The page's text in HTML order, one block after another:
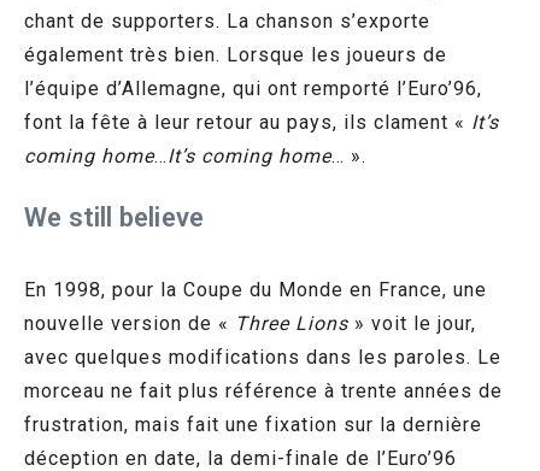
chant de supporters. La chanson s’exporte
également très bien. Lorsque les joueurs de
l’équipe d’Allemagne, qui ont remporté l’Euro’96,
font la fête à leur retour au pays, ils clament « It’s
coming home…It’s coming home… ».
We still believe
En 1998, pour la Coupe du Monde en France, une
nouvelle version de « Three Lions » voit le jour,
avec quelques modifications dans les paroles. Le
morceau ne fait plus référence à trente années de
frustration, mais fait une fixation sur la dernière
déception en date, la demi-finale de l’Euro’96